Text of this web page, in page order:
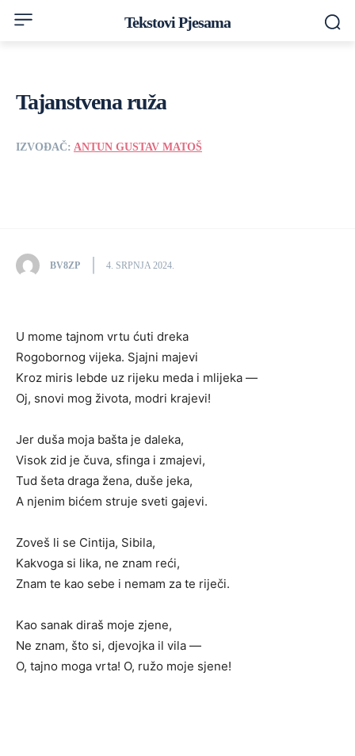
Tekstovi Pjesama
Tajanstvena ruža
IZVOĐAČ: ANTUN GUSTAV MATOŠ
BV8ZP 4. SRPNJA 2024.
U mome tajnom vrtu ćuti dreka
Rogobornog vijeka. Sjajni majevi
Kroz miris lebde uz rijeku meda i mlijeka —
Oj, snovi mog života, modri krajevi!
Jer duša moja bašta je daleka,
Visok zid je čuva, sfinga i zmajevi,
Tud šeta draga žena, duše jeka,
A njenim bićem struje sveti gajevi.
Zoveš li se Cintija, Sibila,
Kakvoga si lika, ne znam reći,
Znam te kao sebe i nemam za te riječi.
Kao sanak diraš moje zjene,
Ne znam, što si, djevojka il vila —
O, tajno moga vrta! O, ružo moje sjene!